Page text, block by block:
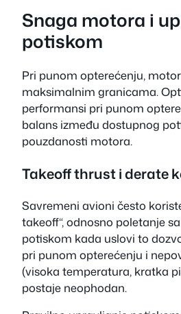
Snaga motora i
potiskom
Pri punom opterećenju,
maksimalnim granicama.
performansi pri punom
balans između dostupnog
pouzdanosti motora.
Takeoff thrust i derate
Savremeni avioni često
takeoff“, odnosno poletanje
potiskom kada uslovi to
pri punom opterećenju i
(visoka temperatura, kratka
postaje neophodan.